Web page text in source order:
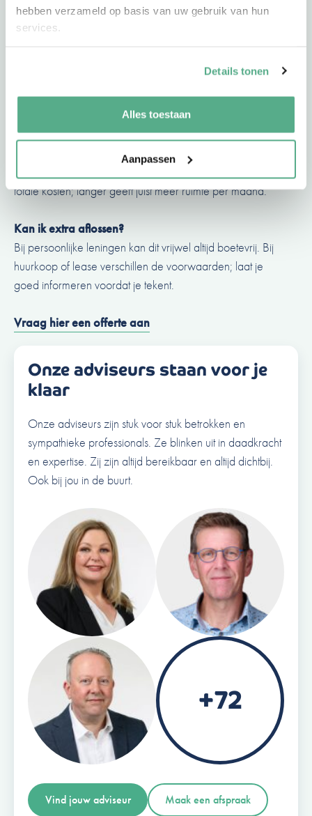
hebben verzameld op basis van uw gebruik van hun
services.
Details tonen
Alles toestaan
Aanpassen
Is huurkoop veilig?
zijn helder, maar het is belangrijk dat je de looptijd en
maandlast goed kunt dragen.
Hoe lang kan ik een autofinanciering afsluiten?
Financieringen lopen doorgaans tussen de 24 en 120
totale kosten; langer geeft juist meer ruimte per maand.
Kan ik extra aflossen?
Bij persoonlijke leningen kan dit vrijwel altijd boetevrij. Bij
huurkoop of lease verschillen de voorwaarden; laat je
goed informeren voordat je tekent.
Vraag hier een offerte aan
Onze adviseurs staan voor je
klaar
Onze adviseurs zijn stuk voor stuk betrokken en
sympathieke professionals. Ze blinken uit in daadkracht
en expertise. Zij zijn altijd bereikbaar en altijd dichtbij.
Ook bij jou in de buurt.
+72
Vind jouw adviseur Maak een afspraak